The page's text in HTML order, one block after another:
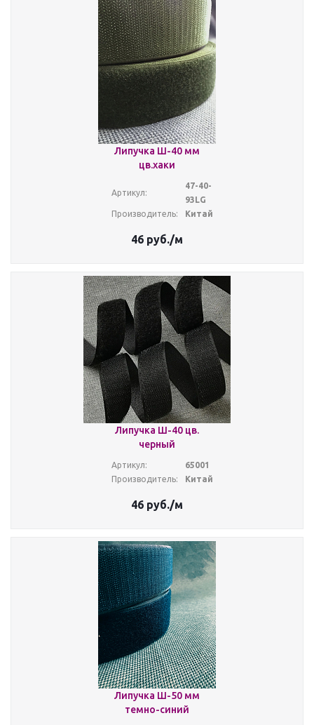
Липучка Ш-40 мм
цв.хаки
Артикул:
47-40-
93LG
Производитель:
Китай
46 руб./м
Липучка Ш-40 цв.
черный
Артикул:
65001
Производитель:
Китай
46 руб./м
Липучка Ш-50 мм
темно-синий